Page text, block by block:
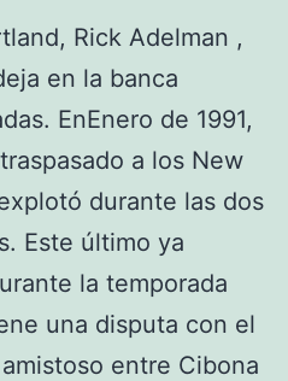
Rick Adelman ,
en la banca
EnEnero de 1991,
a los New
durante las dos
Este último ya
la temporada
una disputa con el
entre Cibona